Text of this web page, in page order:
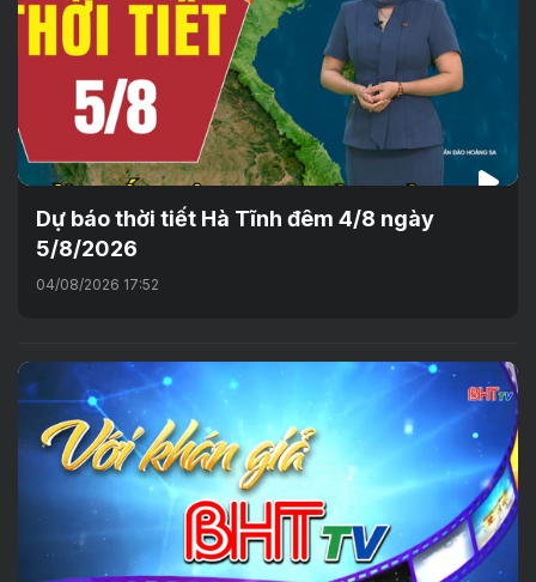
Dự báo thời tiết Hà Tĩnh đêm 4/8 ngày
5/8/2026
04/08/2026 17:52